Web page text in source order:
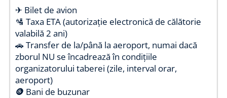
✈ Bilet de avion
🛂 Taxa ETA (autorizație electronică de călătorie
valabilă 2 ani)
🚗 Transfer de la/până la aeroport, numai dacă
zborul NU se încadrează în condițiile
organizatorului taberei (zile, interval orar,
aeroport)
🪙 Bani de buzunar